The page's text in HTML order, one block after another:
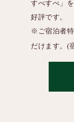
すべすべ」
好評です。
※ご宿泊者
だけます。(